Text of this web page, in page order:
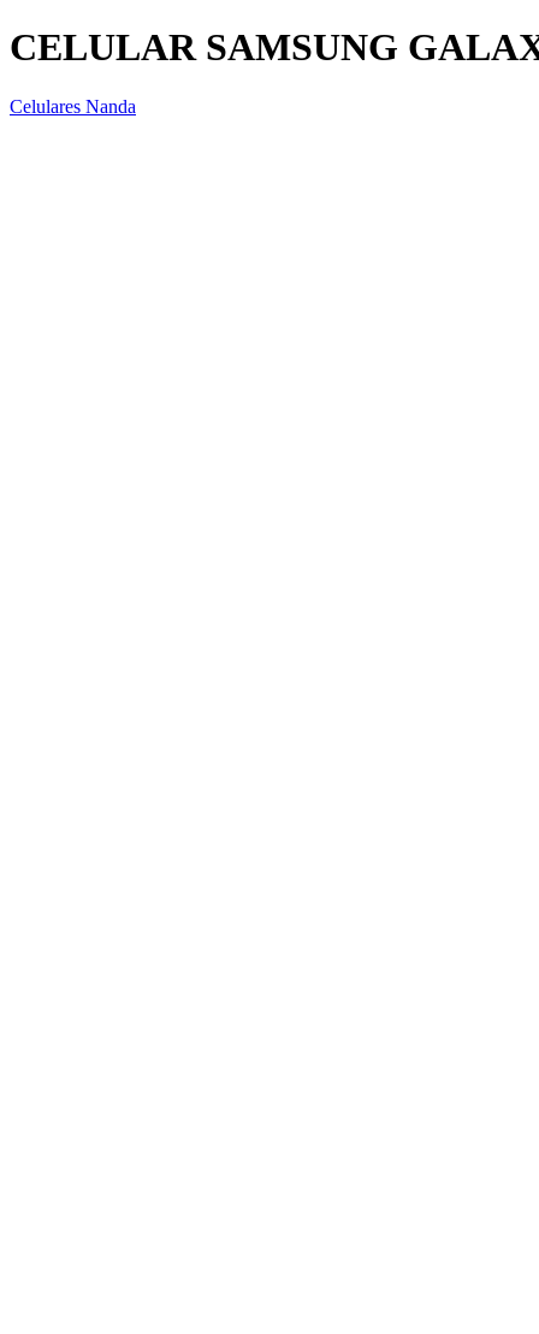
CELULAR SAMSUNG
Celulares Nanda